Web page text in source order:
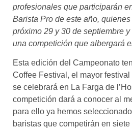
algo nuevo que
enseñarnos
BOLSA DE TRABAJO
¡te imaginas vivir de tu pasión
CONTACTO
¡queremos saber
de ti!
profesionales que participarán
Barista Pro de este año,
próximo 29 y 30 de septiembre
una competición que albergará
Esta edición del Campeonato
Coffee Festival, el mayor
se celebrará en La Farga de
competición dará a conocer al
para ello ya hemos
baristas que competirán en